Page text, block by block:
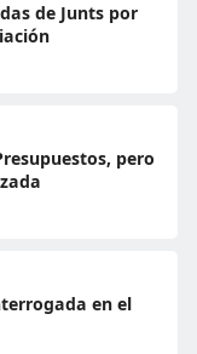
de Junts por
pero
en el